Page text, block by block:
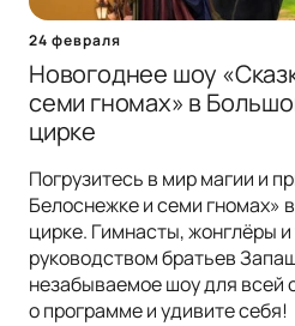
24 февраля
Новогоднее шоу
семи гномах» в
цирке
Погрузитесь в мир магии и
Белоснежке и семи гномах»
цирке. Гимнасты, жонглёры
руководством братьев
незабываемое шоу для всей
о программе и удивите себя!